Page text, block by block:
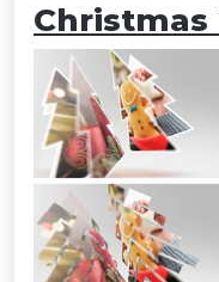
Christmas